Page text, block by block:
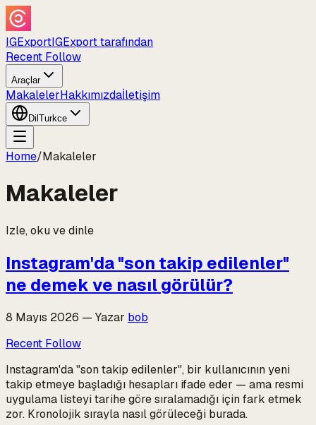
IGExportIGExport tarafından
Recent Follow
Araçlar
MakalelerHakkımızdaİletişim
Dil Turkce
Home/Makaleler
Makaleler
Izle, oku ve dinle
Instagram'da "son takip edilenler"
ne demek ve nasıl görülür?
8 Mayıs 2026 — Yazar bob
Recent Follow
Instagram'da "son takip edilenler", bir kullanıcının yeni
takip etmeye başladığı hesapları ifade eder — ama resmi
uygulama listeyi tarihe göre sıralamadığı için fark etmek
zor. Kronolojik sırayla nasıl görüleceği burada.